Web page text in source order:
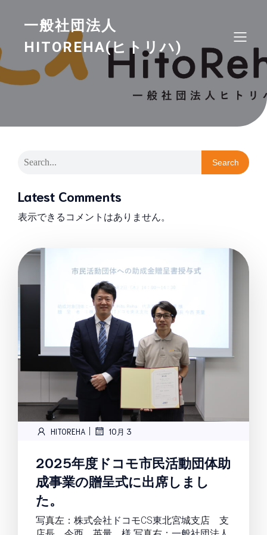
一般社団法人
HITOREHA(ヒトリハ)
Search
Latest Comments
表示できるコメントはありません。
HITOREHA | 10月 3
2025年度ドコモ市民活動団体助
成事業の贈呈式に出席しまし
た。
写真左：株式会社ドコモCS東北宮城支店 支